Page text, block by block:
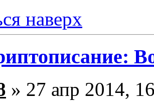
наверх
» 27 апр 2014,